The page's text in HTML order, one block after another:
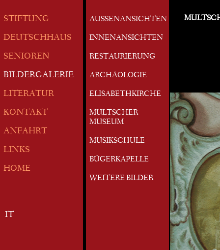
STIFTUNG
DEUTSCHHAUS
SENIOREN
BILDERGALERIE
LITERATUR
KONTAKT
ANFAHRT
LINKS
HOME
IT
AUSSENANSICHTEN
INNENANSICHTEN
RESTAURIERUNG
ARCHÄOLOGIE
ELISABETHKIRCHE
MULTSCHER
MUSEUM
MUSIKSCHULE
BÜGERKAPELLE
WEITERE BILDER